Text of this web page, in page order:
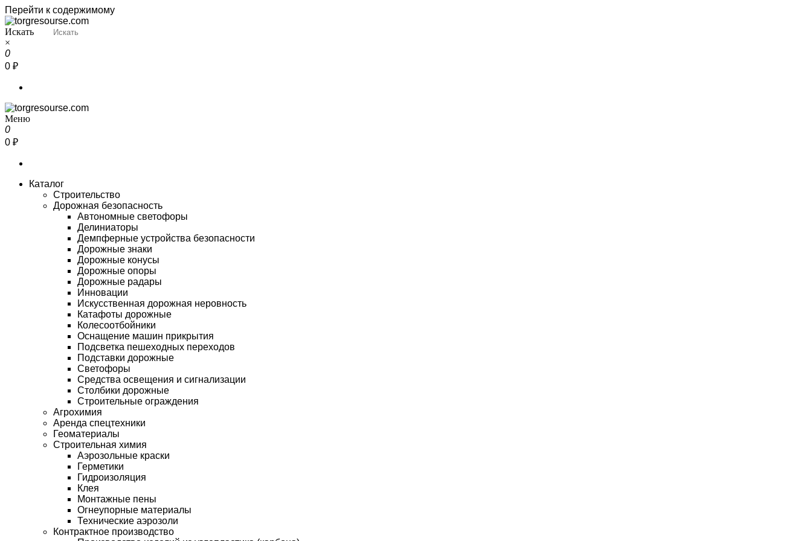
Перейти к содержимому
Torgresourse
Промышленный маркетплейс
Искать
×
0
0 ₽
Torgresourse
Промышленный маркетплейс
Меню
0
0 ₽
Каталог
Строительство
Дорожная безопасность
Автономные светофоры
Делиниаторы
Демпферные устройства безопасности
Дорожные знаки
Дорожные конусы
Дорожные опоры
Дорожные радары
Инновации
Искусственная дорожная неровность
Катафоты дорожные
Колесоотбойники
Оснащение машин прикрытия
Подсветка пешеходных переходов
Подставки дорожные
Светофоры
Средства освещения и сигнализации
Столбики дорожные
Строительные ограждения
Агрохимия
Аренда спецтехники
Геоматериалы
Строительная химия
Аэрозольные краски
Герметики
Гидроизоляция
Клея
Монтажные пены
Огнеупорные материалы
Технические аэрозоли
Контрактное производство